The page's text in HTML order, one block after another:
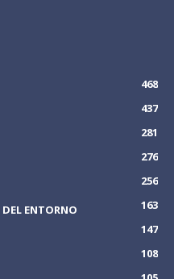
468
437
281
276
256
ENTORNO
163
147
108